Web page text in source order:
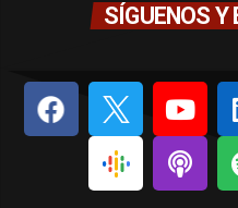
SÍGUENOS Y